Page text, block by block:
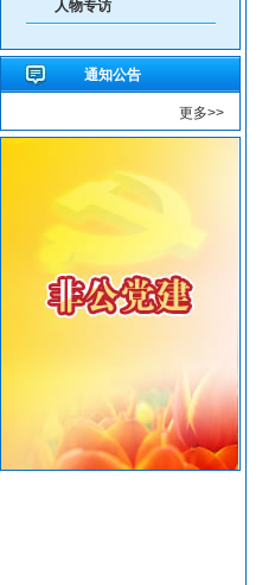
【人民防空宣传周】如何辨
6月21日10时15分，汕头将
汕头发布2026年6月份重点
重要提醒！中国公民近期避
重要提醒！在伊朗中国公民
密切关注超强台风“桦加沙”
人物专访
通知公告
更多>>